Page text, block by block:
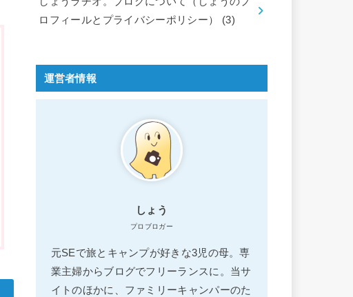
ロフィールとプライバシーポリシー） (3)
運営者情報
しょう
プロブロガー
元SEで旅とキャンプが好きな3児の母。専
業主婦からブログでフリーランスに。当サ
イトのほかに、ファミリーキャンパーのた